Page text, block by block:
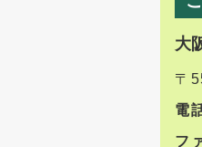
大
〒
電
フ